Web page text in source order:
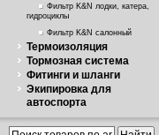
Фильтр K&N лодки, катера,
гидроциклы
Фильтр K&N салонный
Термоизоляция
Тормозная система
Фитинги и шланги
Экипировка для
автоспорта